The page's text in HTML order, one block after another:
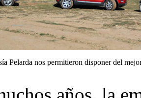
Pelarda nos permitieron disponer del